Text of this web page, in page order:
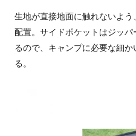
生地が直接地面に触れないよ
配置。サイドポケットはジッ
るので、キャンプに必要な細
る。